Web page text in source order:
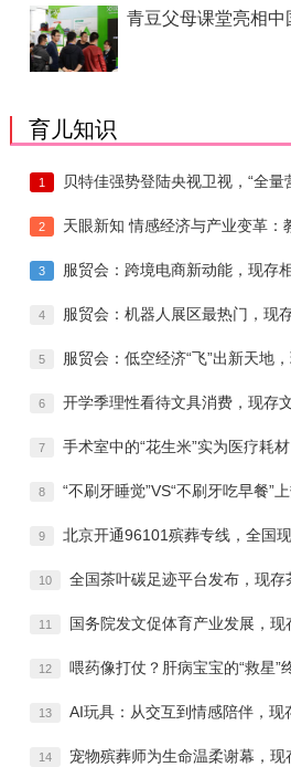
青豆父母课堂亮相
育儿知识
1 贝特佳强势登陆央视卫视，“全量
2 天眼新知 情感经济与产业变革：
3 服贸会：跨境电商新动能，现存
4 服贸会：机器人展区最热门，现
5 服贸会：低空经济“飞”出新天地
6 开学季理性看待文具消费，现存
7 手术室中的“花生米”实为医疗耗
8 “不刷牙睡觉”VS“不刷牙吃早餐”
9 北京开通96101殡葬专线，全国
10 全国茶叶碳足迹平台发布，现存
11 国务院发文促体育产业发展，现
12 喂药像打仗？肝病宝宝的“救星”
13 AI玩具：从交互到情感陪伴，现
14 宠物殡葬师为生命温柔谢幕，现